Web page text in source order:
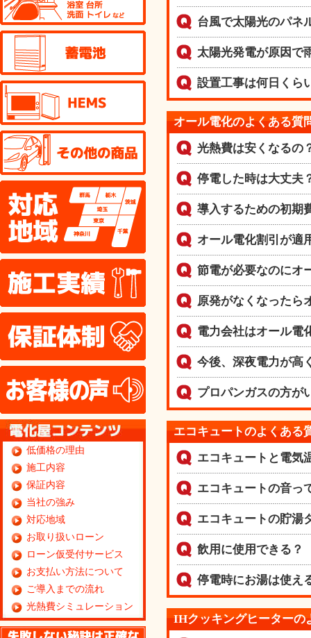
台風で太陽光のパネ
太陽光発電が原因で
設置工事は何日くら
オール電化のよくある質
光熱費は安くなるの
停電した時は大丈夫
導入するための初期
オール電化割引が適
節電が必要なのにオ
原発がなくなったら
電力会社はオール電
今後、深夜電力が高
プロパンガスの方が
エコキュートのよくある
エコキュートと電気
エコキュートの音っ
エコキュートの貯湯
飲用に使用できる？
停電時にお湯は使え
IHクッキングヒーターの
その他の商品
対応地域
施工実績
保証体制
お客様の声
低価格の理由
施工内容
保証内容
当社の強み
対応地域
お取り扱いローン
ローン仮受付サービス
お支払い方法について
ご導入までの流れ
光熱費シミュレーション
無料見積り依頼